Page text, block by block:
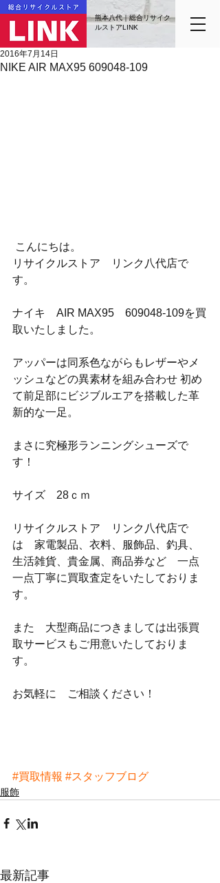
熊本八代｜総合リサイク
ルストアLINK
NIKE AIR MAX95 609048-109
2016年7月14日
こんにちは。
リサイクルストア　リンク八代店で
す。
ナイキ　AIR MAX95　609048-109を買
取いたしました。
アッパーは同系色ながらもレザーやメ
ッシュなどの異素材を組み合わせ 初め
て前足部にビジブルエアを搭載した革
新的な一足。
まさに究極形ランニングシューズで
す！
サイズ　28ｃｍ
リサイクルストア　リンク八代店で
は　家電製品、衣料、服飾品、釣具、
生活雑貨、貴金属、商品券など　一点
一点丁寧に買取査定をいたしておりま
す。
また　大型商品につきましては出張買
取サービスもご用意いたしておりま
す。
お気軽に　ご相談ください！
#買取情報 #スタッフブログ
服飾
最新記事